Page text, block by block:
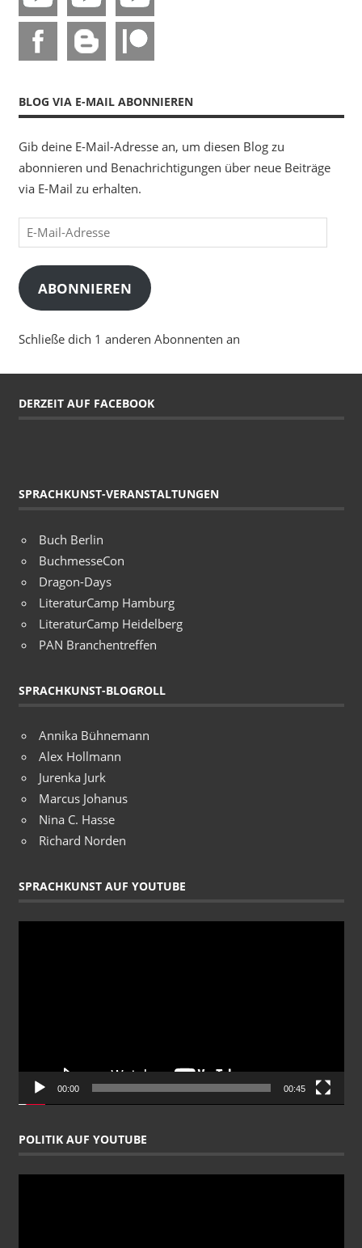
BLOG VIA E-MAIL ABONNIEREN
Gib deine E-Mail-Adresse an, um diesen Blog zu
abonnieren und Benachrichtigungen über neue Beiträge
via E-Mail zu erhalten.
E-
Mail-
Adresse
ABONNIEREN
Schließe dich 1 anderen Abonnenten an
DERZEIT AUF FACEBOOK
SPRACHKUNST-VERANSTALTUNGEN
Buch Berlin
BuchmesseCon
Dragon-Days
LiteraturCamp Hamburg
LiteraturCamp Heidelberg
PAN Branchentreffen
SPRACHKUNST-BLOGROLL
Annika Bühnemann
Alex Hollmann
Jurenka Jurk
Marcus Johanus
Nina C. Hasse
Richard Norden
SPRACHKUNST AUF YOUTUBE
00:00 00:45
POLITIK AUF YOUTUBE